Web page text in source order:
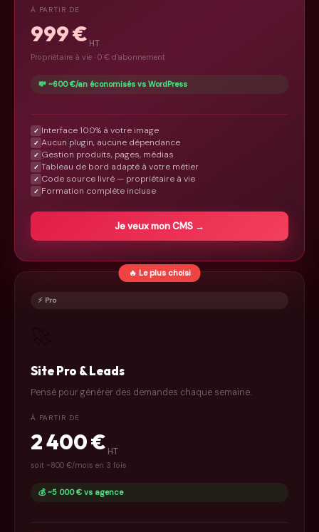
À PARTIR DE
999 € HT
Propriétaire à vie · 0 € d'abonnement
💸 ~600 €/an économisés vs WordPress
✓ Interface 100% à votre image
✓ Aucun plugin, aucune dépendance
✓ Gestion produits, pages, médias
✓ Tableau de bord adapté à votre métier
✓ Code source livré — propriétaire à vie
✓ Formation complète incluse
Je veux mon CMS →
🔥 Le plus choisi
⚡ Pro
Site Pro & Leads
Pensé pour générer des demandes chaque semaine.
À PARTIR DE
2 400 € HT
soit ~800 €/mois en 3 fois
💰 ~5 000 € vs agence